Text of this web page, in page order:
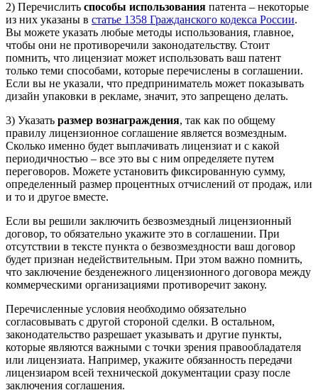
2) Перечислить способы использования патента – некоторые
из них указаны в статье 1358 Гражданского кодекса России.
Вы можете указать любые методы использования, главное,
чтобы они не противоречили законодательству. Стоит
помнить, что лицензиат может использовать ваш патент
только теми способами, которые перечислены в соглашении.
Если вы не указали, что предприниматель может показывать
дизайн упаковки в рекламе, значит, это запрещено делать.
3) Указать размер вознаграждения, так как по общему
правилу лицензионное соглашение является возмездным.
Сколько именно будет выплачивать лицензиат и с какой
периодичностью – все это вы с ним определяете путем
переговоров. Можете установить фиксированную сумму,
определенный размер процентных отчислений от продаж, или
и то и другое вместе.
Если вы решили заключить безвозмездный лицензионный
договор, то обязательно укажите это в соглашении. При
отсутствии в тексте пункта о безвозмездности ваш договор
будет признан недействительным. При этом важно помнить,
что заключение безденежного лицензионного договора между
коммерческими организациями противоречит закону.
Перечисленные условия необходимо обязательно
согласовывать с другой стороной сделки. В остальном,
законодательство разрешает указывать и другие пункты,
которые являются важными с точки зрения правообладателя
или лицензиата. Например, укажите обязанность передачи
лицензиаром всей технической документации сразу после
заключения соглашения.